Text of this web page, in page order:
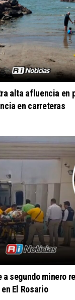
alta afluencia en
en carreteras
a segundo minero
El Rosario